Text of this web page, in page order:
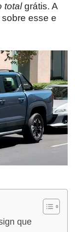
totalgrátis. A
esse e
que